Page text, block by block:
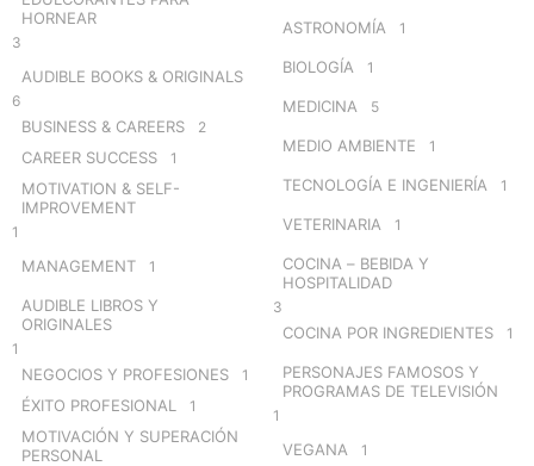
HORNEAR
3
AUDIBLE BOOKS & ORIGINALS
6
BUSINESS & CAREERS 2
CAREER SUCCESS 1
MOTIVATION & SELF-
IMPROVEMENT
1
MANAGEMENT 1
AUDIBLE LIBROS Y
ORIGINALES
1
NEGOCIOS Y PROFESIONES 1
ÉXITO PROFESIONAL 1
MOTIVACIÓN Y SUPERACIÓN
PERSONAL
ASTRONOMÍA 1
BIOLOGÍA 1
MEDICINA 5
MEDIO AMBIENTE 1
TECNOLOGÍA E INGENIERÍA 1
VETERINARIA 1
COCINA – BEBIDA Y
HOSPITALIDAD
3
COCINA POR INGREDIENTES 1
PERSONAJES FAMOSOS Y
PROGRAMAS DE TELEVISIÓN
1
VEGANA 1